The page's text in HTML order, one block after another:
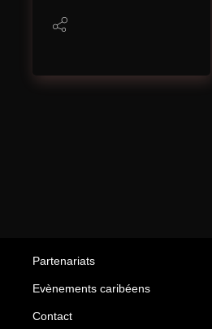
Partenariats
Evènements caribéens
Contact